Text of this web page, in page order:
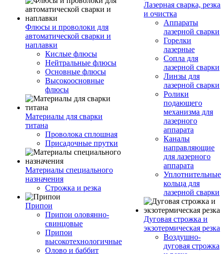
Флюсы и проволоки для
автоматической сварки и
наплавки
Кислые флюсы
Нейтральные флюсы
Основные флюсы
Высокоосновные
флюсы
Материалы для сварки
титана
Проволока сплошная
Присадочные прутки
Материалы специального
назначения
Строжка и резка
Припои
Припои оловянно-
свинцовые
Припои
высокотехнологичные
Олово и баббит
Лазерная сварка, резка
и очистка
Аппараты
лазерной сварки
Горелки
лазерные
Сопла для
лазерной сварки
Линзы для
лазерной сварки
Ролики
подающего
механизма для
лазерного
аппарата
Каналы
направляющие
для лазерного
аппарата
Уплотнительные
кольца для
лазерной сварки
Дуговая строжка и
экзотермическая резка
Воздушно-
дуговая строжка